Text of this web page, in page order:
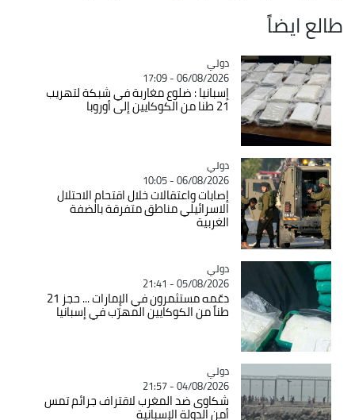
طالع ايضاً
Catégorie
دولي
06/08/2026 - 17:09
إسبانيا : ضلوع مغاربة في شبكة لتهريب
21 طنا من الكوكايين إلى أوروبا
Catégorie
دولي
06/08/2026 - 10:05
إصابات واعتقالات خلال اقتحام الاحتلال
الاسرائيلي مناطق متفرقة بالضفة
الغربية
Catégorie
دولي
05/08/2026 - 21:41
دعّمه مستثمرون في الإمارات ... حجز 21
طناً من الكوكايين المهرّب في إسبانيا
Catégorie
دولي
04/08/2026 - 21:57
شكاوى ضد المغرب لاقتراف جرائم تمس
أمن الدولة الإسبانية